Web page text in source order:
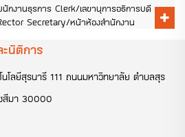
กงานธุรการ Clerk/เลขานุการอธิการบดี
Secretary/หน้าห้องสำนักงาน
โทรศัพท์ 4008/E-mail :
นิติการ
โลยีสุรนารี 111 ถนนมหาวิทยาลัย ตำบลสุร
สีมา 30000